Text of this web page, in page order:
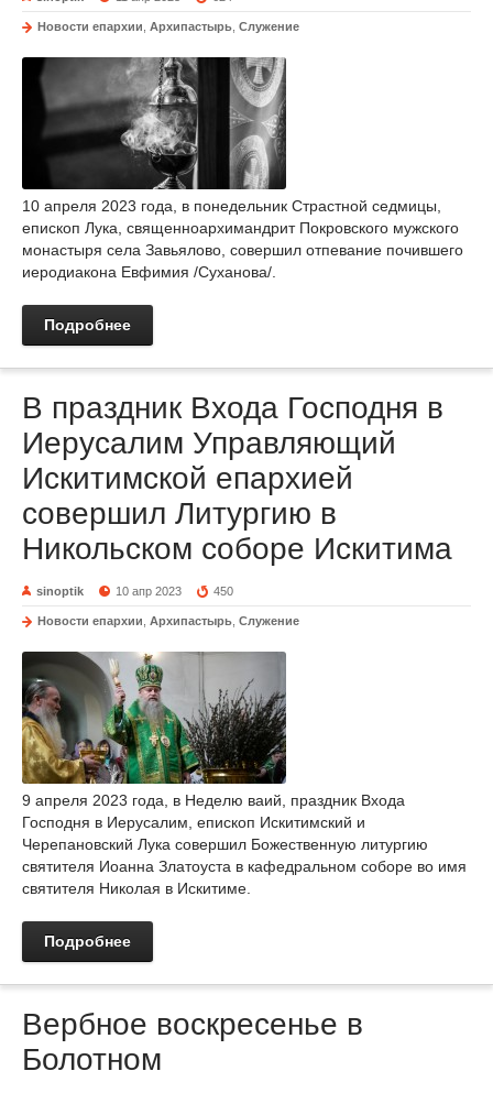
Новости епархии Архипастырь Служение
10 апреля 2023 года, в понедельник Страстной седмицы,
епископ Лука, священноархимандрит Покровского мужского
монастыря села Завьялово, совершил отпевание почившего
иеродиакона Евфимия /Суханова/.
Подробнее
В праздник Входа Господня в
Иерусалим Управляющий
Искитимской епархией
совершил Литургию в
Никольском соборе Искитима
sinoptik 10 апр 2023 450
Новости епархии Архипастырь Служение
9 апреля 2023 года, в Неделю ваий, праздник Входа
Господня в Иерусалим, епископ Искитимский и
Черепановский Лука совершил Божественную литургию
святителя Иоанна Златоуста в кафедральном соборе во имя
святителя Николая в Искитиме.
Подробнее
Вербное воскресенье в
Болотном